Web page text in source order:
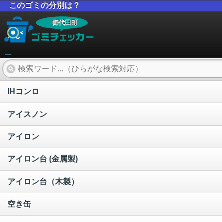
このゴミの分別は？
御代田町
IHコンロ
アイスノン
アイロン
アイロン台 (金属製)
アイロン台（木製）
空き缶